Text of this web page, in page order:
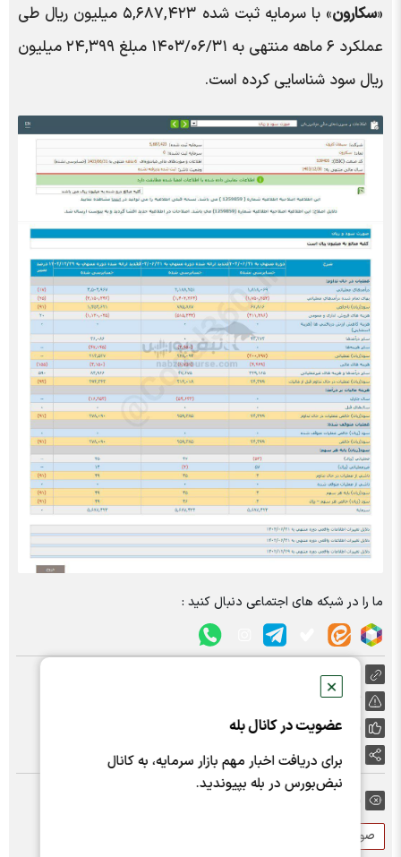
✕
عضویت در کانال بله
برای دریافت اخبار مهم بازار سرمایه، به کانال
نبض‌بورس در بله بپیوندید.
«سکارون
» با سرمایه ثبت شده ۵,۶۸۷,۴۲۳ میلیون ریال طی
عملکرد ۶ ماهه منتهی به ۱۴۰۳/۰۶/۳۱ مبلغ ۲۴,۳۹۹ میلیون
ریال سود شناسایی کرده است.
ما را در شبکه های اجتماعی دنبال کنید :
https://nabzebourse.com/000M5O
گزارش خطا
پسندها:0
اشتراک گذاری
صورت های مالی